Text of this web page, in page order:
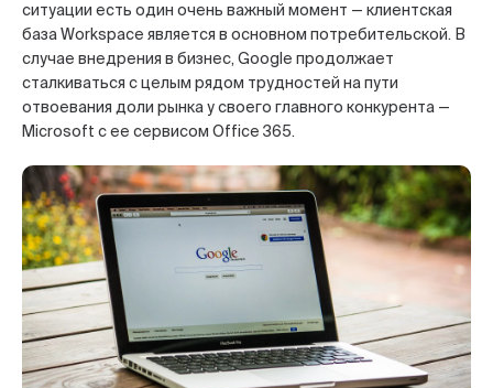
ситуации есть один очень важный момент — клиентская
база Workspace является в основном потребительской. В
случае внедрения в бизнес, Google продолжает
сталкиваться с целым рядом трудностей на пути
отвоевания доли рынка у своего главного конкурента —
Microsoft с ее сервисом Office 365.